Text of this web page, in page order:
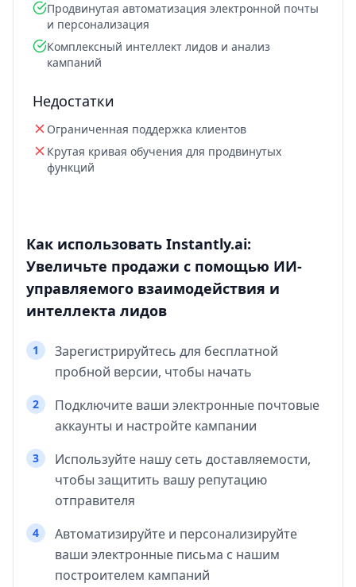
Продвинутая автоматизация электронной почты
и персонализация
Комплексный интеллект лидов и анализ
кампаний
Недостатки
Ограниченная поддержка клиентов
Крутая кривая обучения для продвинутых
функций
Как использовать Instantly.ai:
Увеличьте продажи с помощью ИИ-
управляемого взаимодействия и
интеллекта лидов
1
Зарегистрируйтесь для бесплатной
пробной версии, чтобы начать
2
Подключите ваши электронные почтовые
аккаунты и настройте кампании
3
Используйте нашу сеть доставляемости,
чтобы защитить вашу репутацию
отправителя
4
Автоматизируйте и персонализируйте
ваши электронные письма с нашим
построителем кампаний